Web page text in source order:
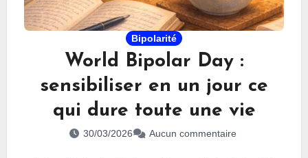
Bipolarité
World Bipolar Day :
sensibiliser en un jour ce
qui dure toute une vie
30/03/2026 Aucun commentaire